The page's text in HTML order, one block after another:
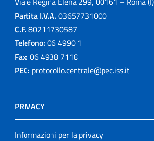
Partita I.V.A. 03657731000
C.F. 80211730587
Telefono: 06 4990 1
Fax: 06 4938 7118
PEC: protocollo.centrale@pec.iss.it
PRIVACY
Informazioni per la privacy